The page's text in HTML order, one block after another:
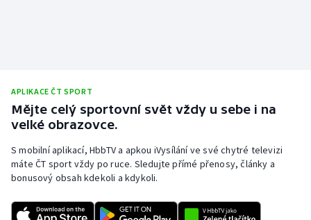
Rychlobruslení
Rychlostní kanoistika
Short track
APLIKACE ČT SPORT
Mějte celý sportovní svět vždy u sebe i na
velké obrazovce.
S mobilní aplikací, HbbTV a apkou iVysílání ve své chytré televizi
máte ČT sport vždy po ruce. Sledujte přímé přenosy, články a
bonusový obsah kdekoli a kdykoli.